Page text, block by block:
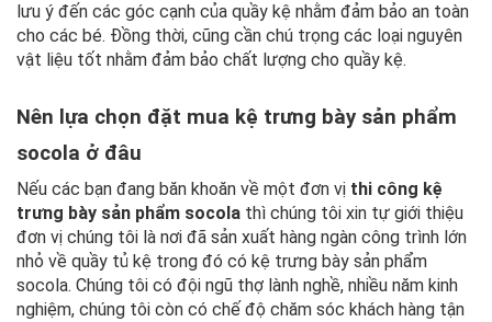
lưu ý đến các góc cạnh của quầy kệ nhằm đảm bảo an toàn
cho các bé. Đồng thời, cũng cần chú trọng các loại nguyên
vật liệu tốt nhằm đảm bảo chất lượng cho quầy kệ.
Nên lựa chọn đặt mua kệ trưng bày sản phẩm
socola ở đâu
Nếu các bạn đang băn khoăn về một đơn vị thi công kệ
trưng bày sản phẩm socola thì chúng tôi xin tự giới thiệu
đơn vị chúng tôi là nơi đã sản xuất hàng ngàn công trình lớn
nhỏ về quầy tủ kệ trong đó có kệ trưng bày sản phẩm
socola. Chúng tôi có đội ngũ thợ lành nghề, nhiều năm kinh
nghiệm, chúng tôi còn có chế độ chăm sóc khách hàng tận